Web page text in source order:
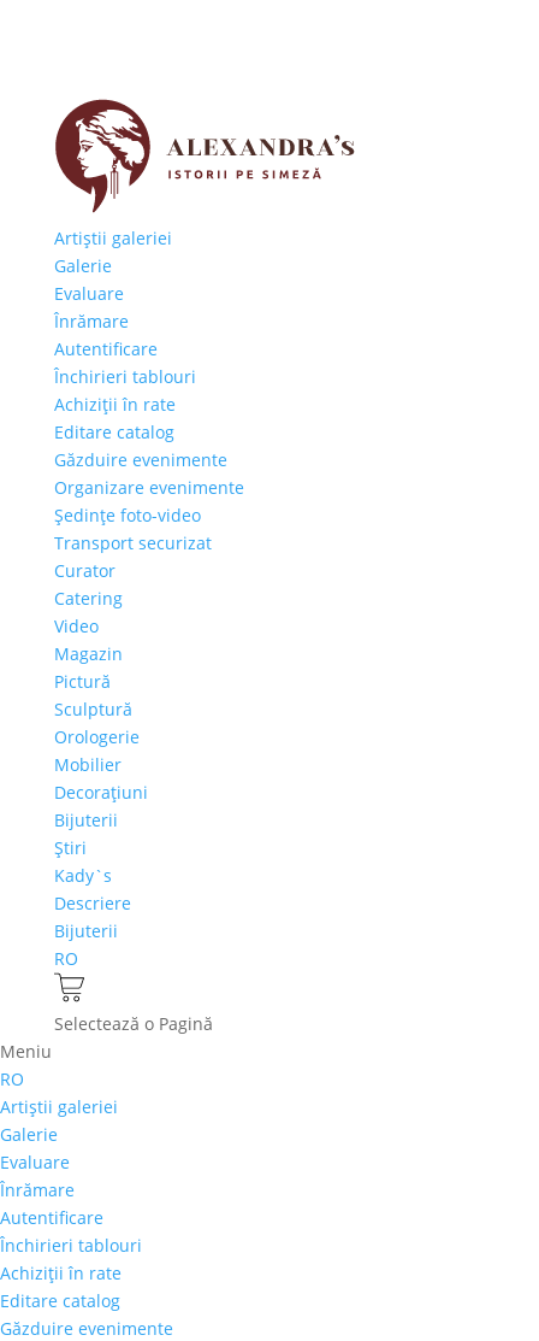
Artiştii galeriei
Galerie
Evaluare
Înrămare
Autentificare
Închirieri tablouri
Achiziţii în rate
Editare catalog
Găzduire evenimente
Organizare evenimente
Şedinţe foto-video
Transport securizat
Curator
Catering
Video
Magazin
Pictură
Sculptură
Orologerie
Mobilier
Decoraţiuni
Bijuterii
Ştiri
Kady`s
Descriere
Bijuterii
RO
Selectează o Pagină
Meniu
RO
Artiştii galeriei
Galerie
Evaluare
Înrămare
Autentificare
Închirieri tablouri
Achiziţii în rate
Editare catalog
Găzduire evenimente